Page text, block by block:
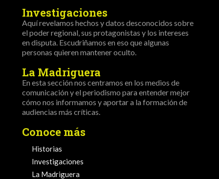
Investigaciones
Aquí revelamos hechos y datos desconocidos sobre
el poder regional, sus protagonistas y los intereses
en disputa. Escudriñamos en eso que algunas
personas quieren mantener oculto.
La Madriguera
En esta sección nos centramos en los medios de
comunicación y el periodismo para entender mejor
cómo nos informamos y aportar a la formación de
audiencias más críticas.
Conoce más
Historias
Investigaciones
La Madriguera